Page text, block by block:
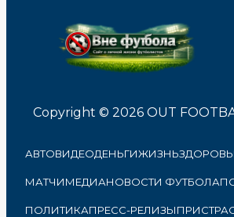
Copyright © 2026 OUT
АВТОВИДЕОДЕНЬГИЖИЗНЬ
МАТЧИМЕДИАНОВОСТИ ФУТБОЛА
ПОЛИТИКАПРЕСС-РЕЛИЗЫ